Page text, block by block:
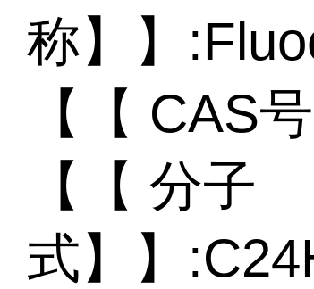
称】】
【【 CAS
【【 分子
式】】